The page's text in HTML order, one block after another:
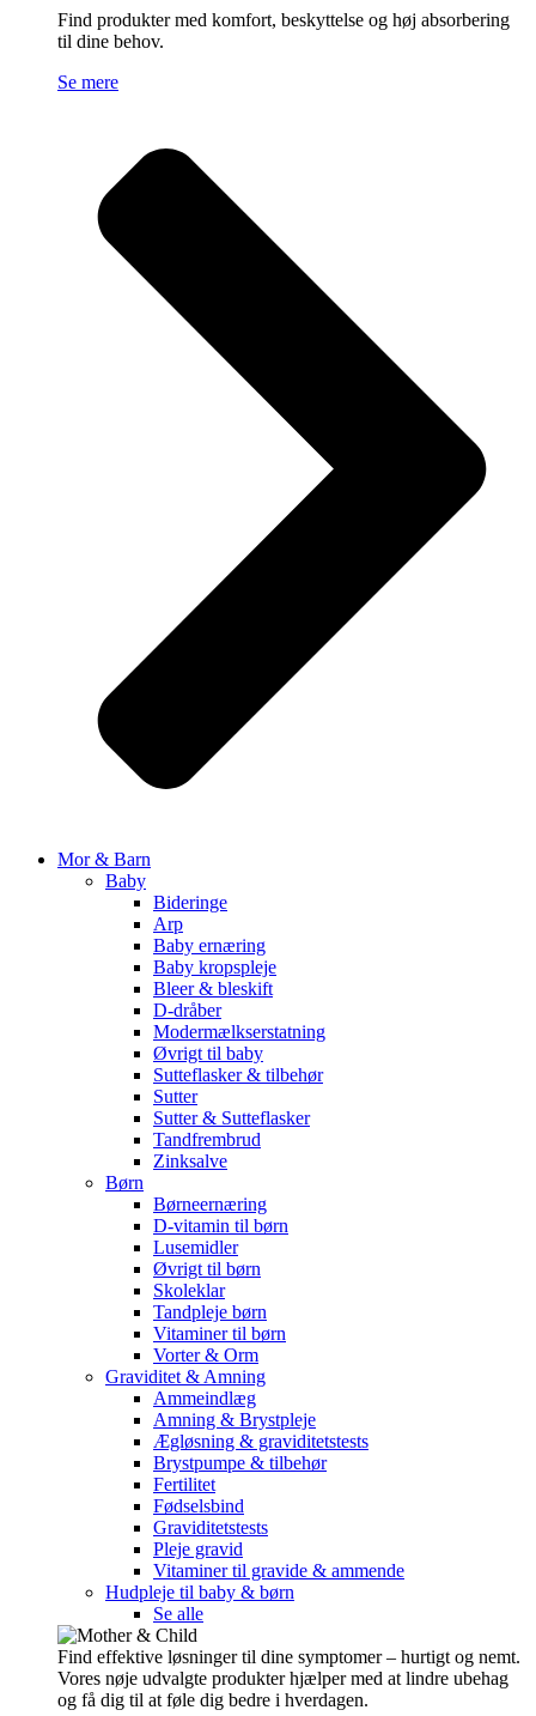
Find produkter med komfort, beskyttelse og høj absorbering
til dine behov.
Se mere
Mor & Barn
Baby
Bideringe
Arp
Baby ernæring
Baby kropspleje
Bleer & bleskift
D-dråber
Modermælkserstatning
Øvrigt til baby
Sutteflasker & tilbehør
Sutter
Sutter & Sutteflasker
Tandfrembrud
Zinksalve
Børn
Børneernæring
D-vitamin til børn
Lusemidler
Øvrigt til børn
Skoleklar
Tandpleje børn
Vitaminer til børn
Vorter & Orm
Graviditet & Amning
Ammeindlæg
Amning & Brystpleje
Ægløsning & graviditetstests
Brystpumpe & tilbehør
Fertilitet
Fødselsbind
Graviditetstests
Pleje gravid
Vitaminer til gravide & ammende
Hudpleje til baby & børn
Se alle
Find effektive løsninger til dine symptomer – hurtigt og nemt.
Vores nøje udvalgte produkter hjælper med at lindre ubehag
og få dig til at føle dig bedre i hverdagen.